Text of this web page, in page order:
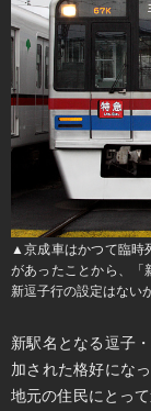
▲京成車はかつて臨時
があったことから、「
新逗子行の設定はない
新駅名となる逗子
加された格好にな
地元の住民にとっ